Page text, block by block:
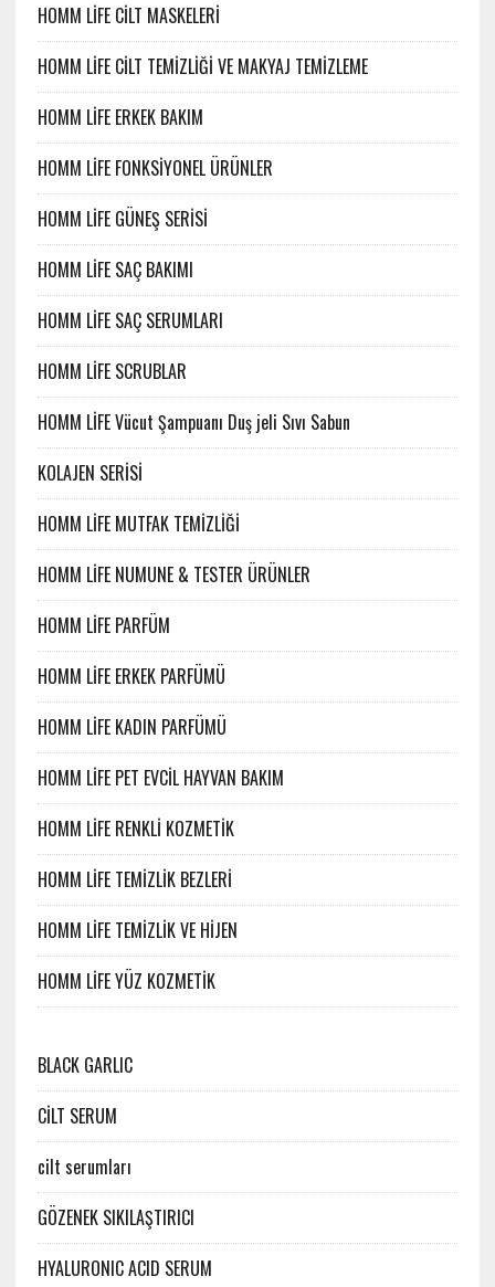
HOMM LİFE CİLT MASKELERİ
HOMM LİFE CİLT TEMİZLİĞİ VE MAKYAJ TEMİZLEME
HOMM LİFE ERKEK BAKIM
HOMM LİFE FONKSİYONEL ÜRÜNLER
HOMM LİFE GÜNEŞ SERİSİ
HOMM LİFE SAÇ BAKIMI
HOMM LİFE SAÇ SERUMLARI
HOMM LİFE SCRUBLAR
HOMM LİFE Vücut Şampuanı Duş jeli Sıvı Sabun
KOLAJEN SERİSİ
HOMM LİFE MUTFAK TEMİZLİĞİ
HOMM LİFE NUMUNE & TESTER ÜRÜNLER
HOMM LİFE PARFÜM
HOMM LİFE ERKEK PARFÜMÜ
HOMM LİFE KADIN PARFÜMÜ
HOMM LİFE PET EVCİL HAYVAN BAKIM
HOMM LİFE RENKLİ KOZMETİK
HOMM LİFE TEMİZLİK BEZLERİ
HOMM LİFE TEMİZLİK VE HİJEN
HOMM LİFE YÜZ KOZMETİK
BLACK GARLIC
CİLT SERUM
cilt serumları
GÖZENEK SIKILAŞTIRICI
HYALURONIC ACID SERUM